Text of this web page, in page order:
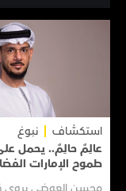
استكشاف
نبوغ
عالِمٌ حالِمٌ..
طموح الإمارات